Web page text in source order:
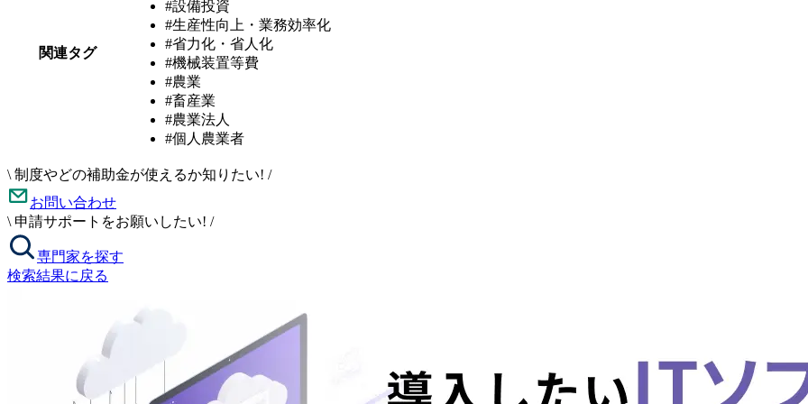
関連タグ
#設備投資
#生産性向上・業務効率化
#省力化・省人化
#機械装置等費
#農業
#畜産業
#農業法人
#個人農業者
\ 制度やどの補助金が使えるか知りたい! /
お問い合わせ
\ 申請サポートをお願いしたい! /
専門家を探す
検索結果に戻る